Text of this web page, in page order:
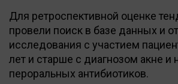
Для ретроспективной оценке
провели поиск в базе данных и
исследования с участием
лет и старше с диагнозом акне и
пероральных антибиотиков.